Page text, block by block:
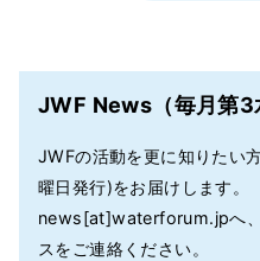
JWF News（毎月第3
JWFの活動を更に知りたい
曜日発行)をお届けします。
news[at]waterforum.jpへ、
スをご連絡ください。